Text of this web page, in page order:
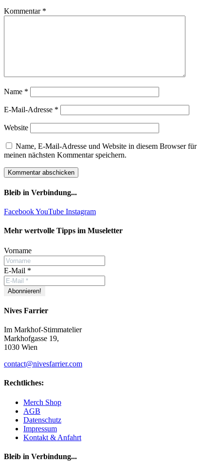
Kommentar *
Name *
E-Mail-Adresse *
Website
Name, E-Mail-Adresse und Website in diesem Browser für
meinen nächsten Kommentar speichern.
Bleib in Verbindung...
FacebookYouTube Instagram
Mehr wertvolle Tipps im Museletter
Vorname
E-Mail *
Nives Farrier
Im Markhof-Stimmatelier
Markhofgasse 19,
1030 Wien
contact@nivesfarrier.com
Rechtliches:
Merch Shop
AGB
Datenschutz
Impressum
Kontakt & Anfahrt
Bleib in Verbindung...